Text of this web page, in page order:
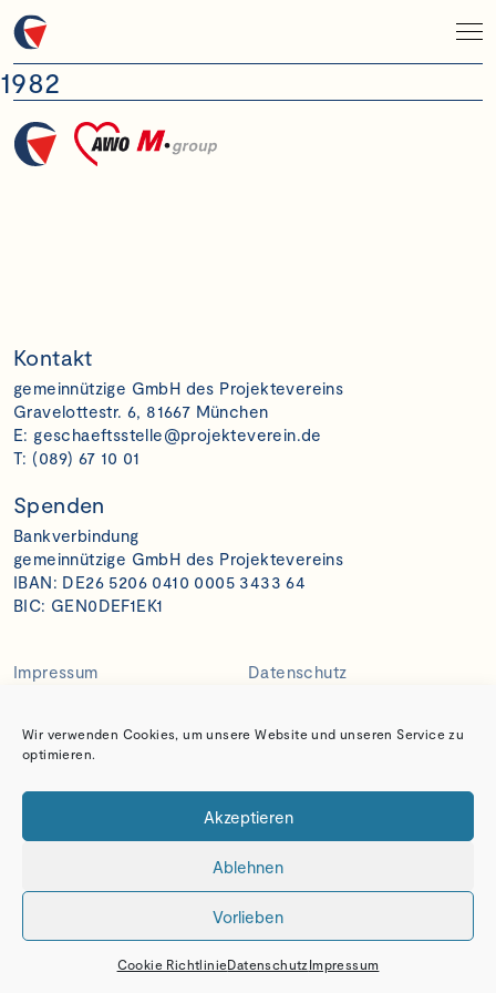
Wir verwenden Cookies, um unsere Website und unseren Service zu
optimieren.
Akzeptieren
Ablehnen
Vorlieben
Cookie RichtlinieDatenschutz Impressum
1982
Kontakt
gemeinnützige GmbH des Projektevereins
Gravelottestr. 6, 81667 München
E: geschaeftsstelle@projekteverein.de
T: (089) 67 10 01
Spenden
Bankverbindung
gemeinnützige GmbH des Projektevereins
IBAN: DE26 5206 0410 0005 3433 64
BIC: GEN0DEF1EK1
Impressum Datenschutz